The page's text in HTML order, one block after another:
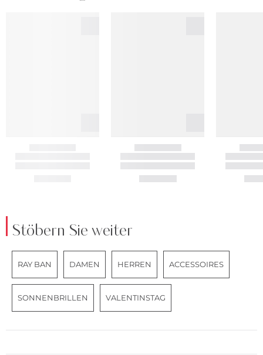
Stöbern Sie weiter
RAY BAN DAMEN HERREN ACCESSOIRES
SONNENBRILLEN VALENTINSTAG